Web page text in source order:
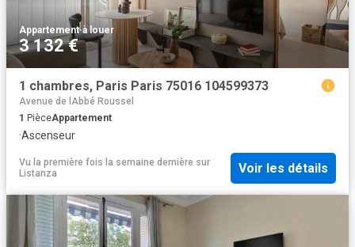
Appartement·à louer
3 132 €
1 chambres, Paris Paris 75016 104599373
Avenue de lAbbé Roussel
1 PièceAppartement
·Ascenseur
Vu la première fois la semaine dernière sur
Listanza
Voir les détails